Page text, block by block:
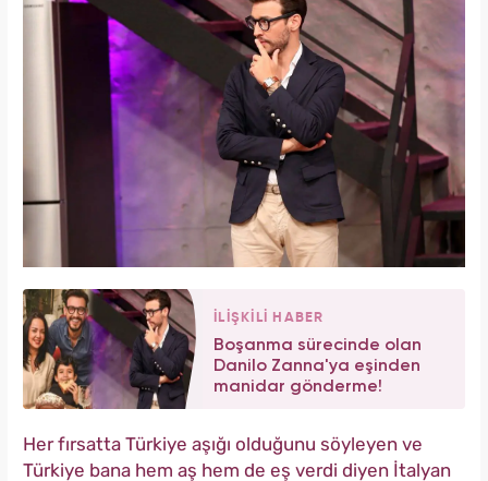
İLİŞKİLİ HABER
Boşanma sürecinde olan
Danilo Zanna'ya eşinden
manidar gönderme!
Her fırsatta Türkiye aşığı olduğunu söyleyen ve
Türkiye bana hem aş hem de eş verdi diyen İtalyan